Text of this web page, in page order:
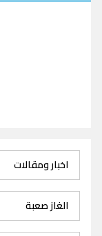
اخبار ومقالات
الغاز صعبة